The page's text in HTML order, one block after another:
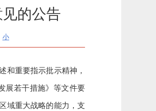
的公告
小
和重要指示批示精神，
展若干措施》等文件要
域重大战略的能力，支